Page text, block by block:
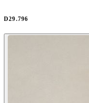
D29.796